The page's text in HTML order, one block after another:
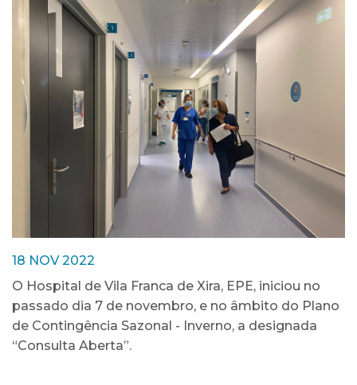
18 NOV 2022
O Hospital de Vila Franca de Xira, EPE, iniciou no
passado dia 7 de novembro, e no âmbito do Plano
de Contingência Sazonal - Inverno, a designada
“Consulta Aberta”.